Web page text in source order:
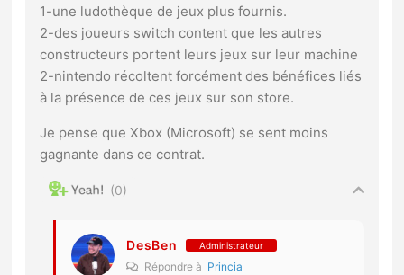
1-une ludothèque de jeux plus fournis.
2-des joueurs switch content que les autres
constructeurs portent leurs jeux sur leur machine
2-nintendo récoltent forcément des bénéfices liés
à la présence de ces jeux sur son store.
Je pense que Xbox (Microsoft) se sent moins
gagnante dans ce contrat.
0
DesBen Administrateur
Répondre à Princia